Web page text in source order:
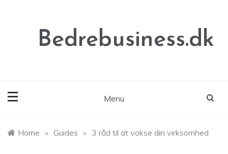
Bedrebusiness.dk
Menu
Home » Guides » 3 råd til at vokse din virksomhed